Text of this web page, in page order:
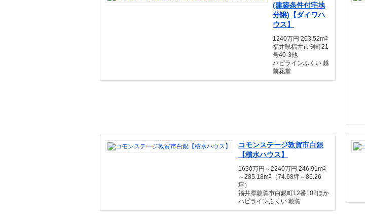
(建築条件付宅地
分譲)【ダイワハ
ウス】
1240万円 203.52m2
福井県福井市渕町21
号40-3他
ハピラインふくい 越
前花堂
コモンステージ敦賀市白銀
【積水ハウス】
1630万円～2240万円 246.91m2
～285.18m2
（74.68坪～86.26
坪）
福井県敦賀市白銀町12番102ほか
ハピラインふくい 敦賀